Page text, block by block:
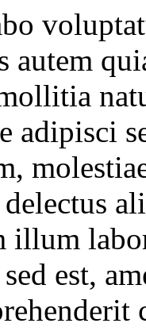
autem
adipisci
illum
est,